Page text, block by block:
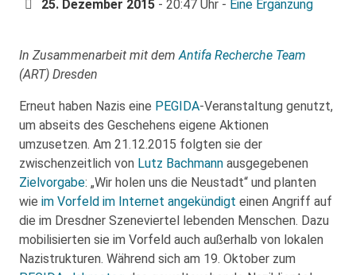
25. Dezember 2015 - 20:47 Uhr - Eine Ergänzung
In Zusammenarbeit mit demAntifa Recherche Team
(ART) Dresden
Erneut haben Nazis eine PEGIDA-Veranstaltung genutzt,
um abseits des Geschehens eigene Aktionen
umzusetzen. Am 21.12.2015 folgten sie der
zwischenzeitlich von Lutz Bachmann ausgegebenen
Zielvorgabe: „Wir holen uns die Neustadt“ und planten
wie im Vorfeld im Internet angekündigt einen Angriff auf
die im Dresdner Szeneviertel lebenden Menschen. Dazu
mobilisierten sie im Vorfeld auch außerhalb von lokalen
Nazistrukturen. Während sich am 19. Oktober zum